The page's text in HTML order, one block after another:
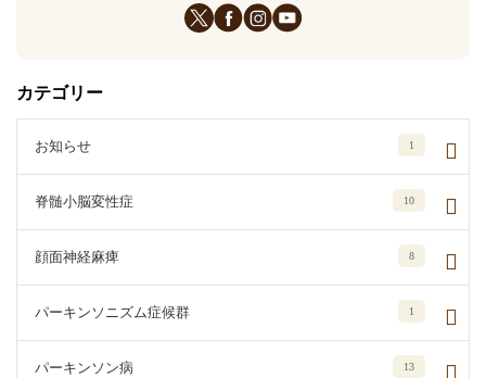
カテゴリー
お知らせ 1
脊髄小脳変性症 10
顔面神経麻痺 8
パーキンソニズム症候群 1
パーキンソン病 13